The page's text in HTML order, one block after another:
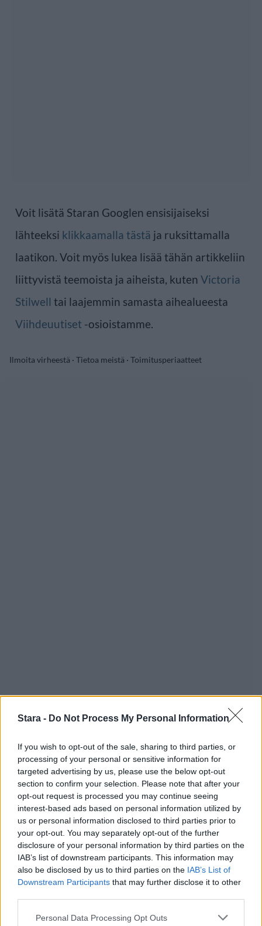
Stara - Do Not Process My Personal Information
If you wish to opt-out of the sale, sharing to third parties, or
processing of your personal or sensitive information for
targeted advertising by us, please use the below opt-out
section to confirm your selection. Please note that after your
opt-out request is processed you may continue seeing
interest-based ads based on personal information utilized by
us or personal information disclosed to third parties prior to
your opt-out. You may separately opt-out of the further
disclosure of your personal information by third parties on the
IAB’s list of downstream participants. This information may
also be disclosed by us to third parties on the IAB’s List of
Downstream Participants that may further disclose it to other
Personal Data Processing Opt Outs
Voit lisätä Staran Googlen ensisijaiseksi
lähteeksi klikkaamalla tästä ja ruksittamalla
laatikon. Voit myös lukea lisää tähän artikkeliin
liittyvistä teemoista ja aiheista, kuten Victoria
Stilwell tai laajemmin samasta aihealueesta
Viihdeuutiset -osioistamme.
Ilmoita virheestä · Tietoa meistä · Toimitusperiaatteet
Staran luetuimmat
1
UUTISET